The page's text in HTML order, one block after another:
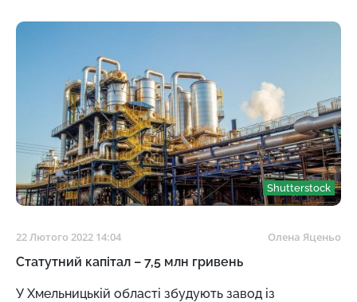
Shutterstock
22 Лютого 2022 14:04 Олена Яценьо
Статутний капітал – 7,5 млн гривень
У Хмельницькій області збудують завод із